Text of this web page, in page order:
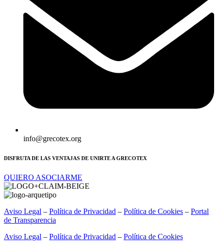
info@grecotex.org
DISFRUTA DE LAS VENTAJAS DE UNIRTE A GRECOTEX
QUIERO ASOCIARME
Aviso Legal – Política de Privacidad – Política de Cookies – Portal
de Transparencia
Aviso Legal – Política de Privacidad – Política de Cookies